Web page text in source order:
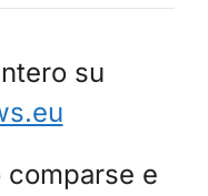
su
comparse e